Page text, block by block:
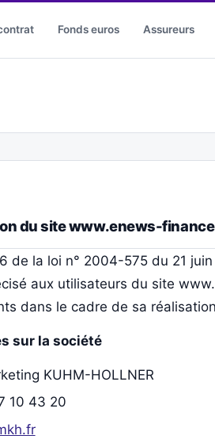
Fonds euros Assureurs
du site www.enews-
de la loi n° 2004-575 du 21
aux utilisateurs du site
dans le cadre de sa
sur la société
KUHM-HOLLNER
10 43 20